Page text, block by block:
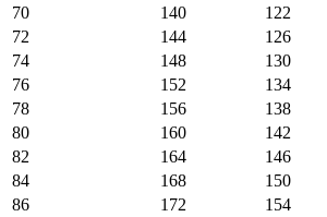
70
140 122
72
144 126
74
148 130
76
152 134
78
156 138
80
160 142
82
164 146
84
168 150
86
172 154